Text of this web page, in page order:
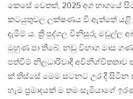
කෙසේ වෙතත්, 2025 අග භාගයේ
කටයුතුවල ලක්ෂණය වී ඇත්තේ යළි
දැමීම් ය. ත්‍රී පුද්ගල විනිසුරු මඩුල්ල
මුහුණ පා තිබේ. නඩු විභාග මාස
පත්වීම් නිලධාරිවාදී අවිනිශ්චිතතාව
ක් තිස්සේ මෙම සටනට උර දී සිටින
හැම ප්‍රමාදයක් ම තම සැමියාගේ